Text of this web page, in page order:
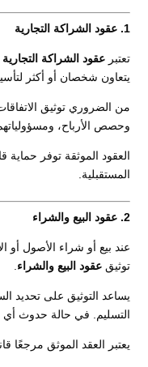
1. عقود الشراكة التجارية
تعتبر عقود الشراكة التجارية
يتعاون شخصان أو أكثر
من الضروري توثيق
وحصص الأرباح،
العقود الموثقة توفر حماية
المستقبلية.
2. عقود البيع والشراء
عند بيع أو شراء الأصول أو
توثيق عقود البيع والشراء
يساعد التوثيق على تحديد
التسليم. في حالة حدوث أي
يعتبر العقد الموثق مرجعًا